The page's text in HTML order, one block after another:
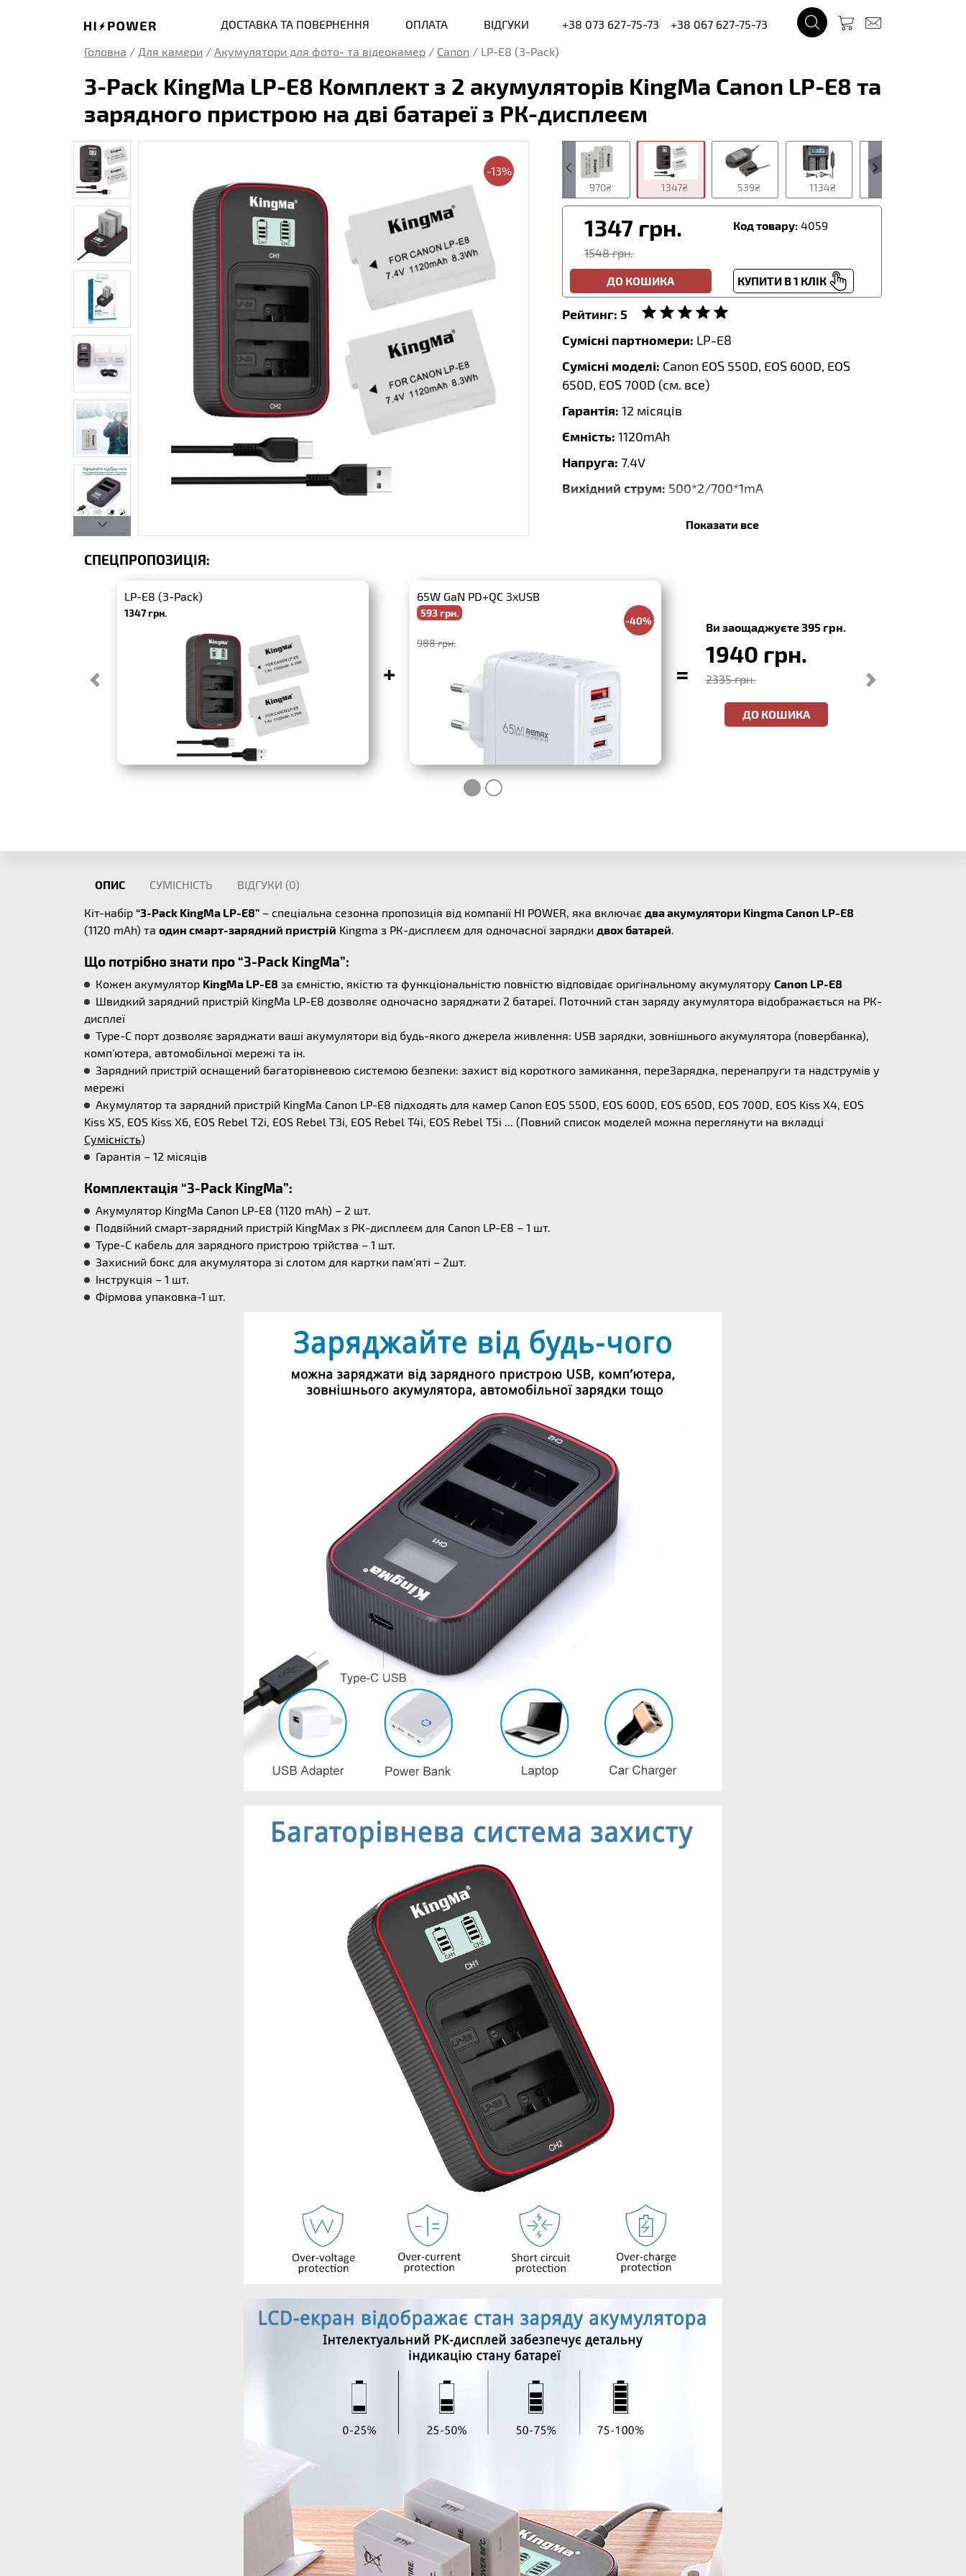
ДОСТАВКА ТА ПОВЕРНЕННЯ ОПЛАТА ВІДГУКИ +38 073 627-75-73
+38 067 627-75-73
Головна / Для камери / Акумулятори для фото- та відеокамер / Canon / LP-E8 (3-Pack)
3-Pack KingMa LP-E8 Комплект з 2 акумуляторів KingMa Canon LP-E8 та
зарядного пристрою на дві батареї з РК-дисплеєм
-13%
970₴ 1347₴ 539₴ 1134₴
1347 грн.
1548 грн.
Код товару: 4059
ДО КОШИКА КУПИТИ В 1 КЛІК
Рейтинг: 5
Сумісні партномери: LP-E8
Сумісні моделі: Canon EOS 550D, EOS 600D, EOS
650D, EOS 700D (см. все)
Гарантія: 12 місяців
Ємність: 1120mAh
Напруга: 7.4V
Вихідний струм: 500*2/700*1mA
KingMa
Показати все
СПЕЦПРОПОЗИЦІЯ:
LP-E8 (3-Pack)
1347 грн.
+
65W GaN PD+QC 3xUSB
593 грн.
-40%
988 грн.
=
Ви заощаджуєте 395 грн.
1940 грн.
2335 грн.
ДО КОШИКА
ОПИС СУМІСНІСТЬ ВІДГУКИ (0)
Кіт-набір “3-Pack KingMa LP-E8” – спеціальна сезонна пропозиція від компанії HI POWER, яка включає два акумулятори Kingma Canon LP-E8
(1120 mAh) та один смарт-зарядний пристрій Kingma з РК-дисплеєм для одночасної зарядки двох батарей.
Що потрібно знати про “3-Pack KingMa”:
Кожен акумулятор KingMa LP-E8 за ємністю, якістю та функціональністю повністю відповідає оригінальному акумулятору Canon LP-E8
Швидкий зарядний пристрій KingMa LP-E8 дозволяє одночасно заряджати 2 батареї. Поточний стан заряду акумулятора відображається на РК-
дисплеї
Type-C порт дозволяє заряджати ваші акумулятори від будь-якого джерела живлення: USB зарядки, зовнішнього акумулятора (повербанка),
комп'ютера, автомобільної мережі та ін.
Зарядний пристрій оснащений багаторівневою системою безпеки: захист від короткого замикання, переЗарядка, перенапруги та надструмів у
мережі
Акумулятор та зарядний пристрій KingMa Canon LP-E8 підходять для камер Canon EOS 550D, EOS 600D, EOS 650D, EOS 700D, EOS Kiss X4, EOS
Kiss X5, EOS Kiss X6, EOS Rebel T2i, EOS Rebel T3i, EOS Rebel T4i, EOS Rebel T5i ... (Повний список моделей можна переглянути на вкладці
Сумісність)
Гарантія – 12 місяців
Комплектація “3-Pack KingMa”:
Акумулятор KingMa Canon LP-E8 (1120 mAh) – 2 шт.
Подвійний смарт-зарядний пристрій KingMax з РК-дисплеєм для Canon LP-E8 – 1 шт.
Type-C кабель для зарядного пристрою трійства – 1 шт.
Захисний бокс для акумулятора зі слотом для картки пам'яті – 2шт.
Інструкція – 1 шт.
Фірмова упаковка-1 шт.